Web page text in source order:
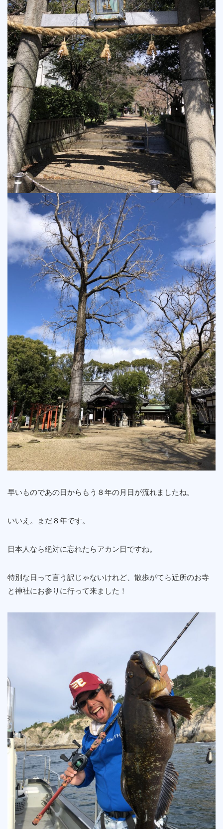
早いものであの日からもう８年の月日が流れましたね。
いいえ。まだ８年です。
日本人なら絶対に忘れたらアカン日ですね。
特別な日って言う訳じゃないけれど、散歩がてら近所のお寺
と神社にお参りに行って来ました！